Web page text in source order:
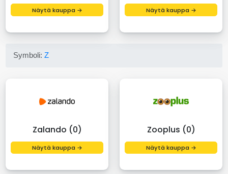
Näytä kauppa → Näytä kauppa →
Symboli:Z
Zalando (0)
Näytä kauppa →
Zooplus (0)
Näytä kauppa →